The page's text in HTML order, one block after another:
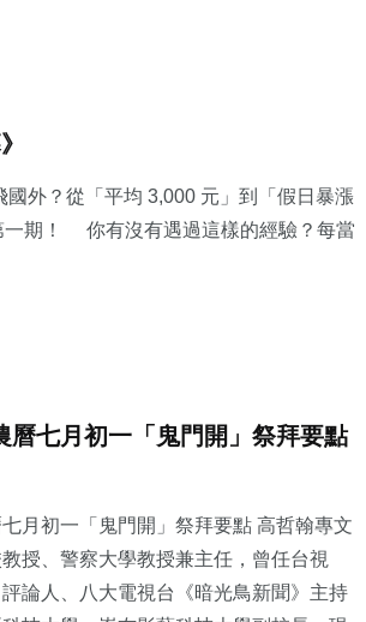
外？從「平均 3,000 元」到「假日暴漲
一期！ 你有沒有遇過這樣的經驗？每當
曆七月初一「鬼門開」祭拜要點
月初一「鬼門開」祭拜要點 高哲翰專文
授、警察大學教授兼主任，曾任台視
評論人、八大電視台《暗光鳥新聞》主持